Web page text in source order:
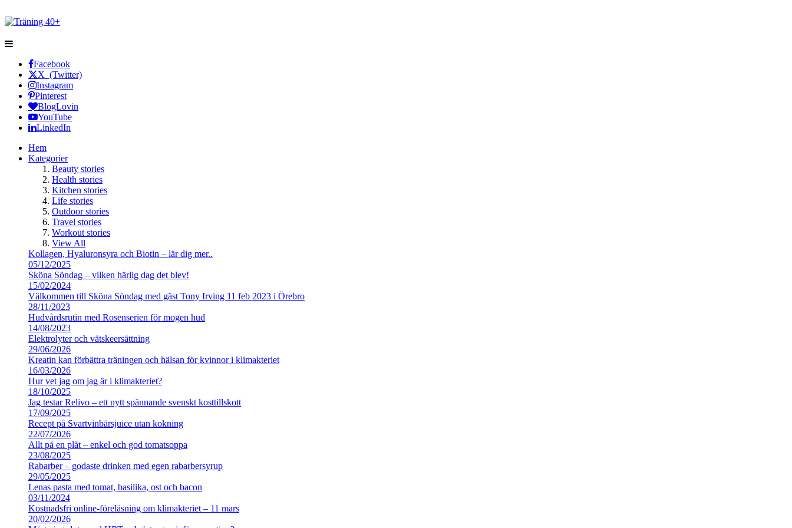
Facebook
X (Twitter)
Instagram
Pinterest
BlogLovin
YouTube
LinkedIn
Hem
Kategorier
Beauty stories
Health stories
Kitchen stories
Life stories
Outdoor stories
Travel stories
Workout stories
View All
Kollagen, Hyaluronsyra och Biotin – lär dig mer..
05/12/2025
Sköna Söndag – vilken härlig dag det blev!
15/02/2024
Välkommen till Sköna Söndag med gäst Tony Irving 11 feb 2023 i Örebro
28/11/2023
Hudvårdsrutin med Rosenserien för mogen hud
14/08/2023
Elektrolyter och vätskeersättning
29/06/2026
Kreatin kan förbättra träningen och hälsan för kvinnor i klimakteriet
16/03/2026
Hur vet jag om jag är i klimakteriet?
18/10/2025
Jag testar Relivo – ett nytt spännande svenskt kosttillskott
17/09/2025
Recept på Svartvinbärsjuice utan kokning
22/07/2026
Allt på en plåt – enkel och god tomatsoppa
23/08/2025
Rabarber – godaste drinken med egen rabarbersyrup
29/05/2025
Lenas pasta med tomat, basilika, ost och bacon
03/11/2024
Kostnadsfri online-föreläsning om klimakteriet – 11 mars
20/02/2026